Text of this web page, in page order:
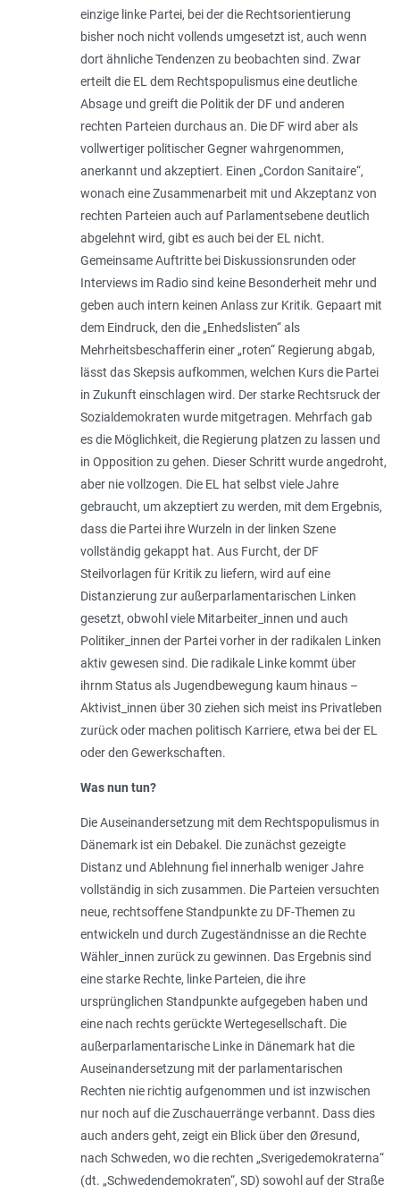
einzige linke Partei, bei der die Rechtsorientierung
bisher noch nicht vollends umgesetzt ist, auch wenn
dort ähnliche Tendenzen zu beobachten sind. Zwar
erteilt die EL dem Rechtspopulismus eine deutliche
Absage und greift die Politik der DF und anderen
rechten Parteien durchaus an. Die DF wird aber als
vollwertiger politischer Gegner wahrgenommen,
anerkannt und akzeptiert. Einen „Cordon Sanitaire“,
wonach eine Zusammenarbeit mit und Akzeptanz von
rechten Parteien auch auf Parlamentsebene deutlich
abgelehnt wird, gibt es auch bei der EL nicht.
Gemeinsame Auftritte bei Diskussionsrunden oder
Interviews im Radio sind keine Besonderheit mehr und
geben auch intern keinen Anlass zur Kritik. Gepaart mit
dem Eindruck, den die „Enhedslisten“ als
Mehrheitsbeschafferin einer „roten“ Regierung abgab,
lässt das Skepsis aufkommen, welchen Kurs die Partei
in Zukunft einschlagen wird. Der starke Rechtsruck der
Sozialdemokraten wurde mitgetragen. Mehrfach gab
es die Möglichkeit, die Regierung platzen zu lassen und
in Opposition zu gehen. Dieser Schritt wurde angedroht,
aber nie vollzogen. Die EL hat selbst viele Jahre
gebraucht, um akzeptiert zu werden, mit dem Ergebnis,
dass die Partei ihre Wurzeln in der linken Szene
vollständig gekappt hat. Aus Furcht, der DF
Steilvorlagen für Kritik zu liefern, wird auf eine
Distanzierung zur außerparlamentarischen Linken
gesetzt, obwohl viele Mitarbeiter_innen und auch
Politiker_innen der Partei vorher in der radikalen Linken
aktiv gewesen sind. Die radikale Linke kommt über
ihrnm Status als Jugendbewegung kaum hinaus –
Aktivist_innen über 30 ziehen sich meist ins Privatleben
zurück oder machen politisch Karriere, etwa bei der EL
oder den Gewerkschaften.
Was nun tun?
Die Auseinandersetzung mit dem Rechtspopulismus in
Dänemark ist ein Debakel. Die zunächst gezeigte
Distanz und Ablehnung fiel innerhalb weniger Jahre
vollständig in sich zusammen. Die Parteien versuchten
neue, rechtsoffene Standpunkte zu DF-Themen zu
entwickeln und durch Zugeständnisse an die Rechte
Wähler_innen zurück zu gewinnen. Das Ergebnis sind
eine starke Rechte, linke Parteien, die ihre
ursprünglichen Standpunkte aufgegeben haben und
eine nach rechts gerückte Wertegesellschaft. Die
außerparlamentarische Linke in Dänemark hat die
Auseinandersetzung mit der parlamentarischen
Rechten nie richtig aufgenommen und ist inzwischen
nur noch auf die Zuschauerränge verbannt. Dass dies
auch anders geht, zeigt ein Blick über den Øresund,
nach Schweden, wo die rechten „Sverigedemokraterna“
(dt. „Schwedendemokraten“, SD) sowohl auf der Straße